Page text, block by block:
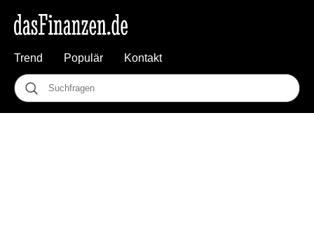
Trend Populär Kontakt